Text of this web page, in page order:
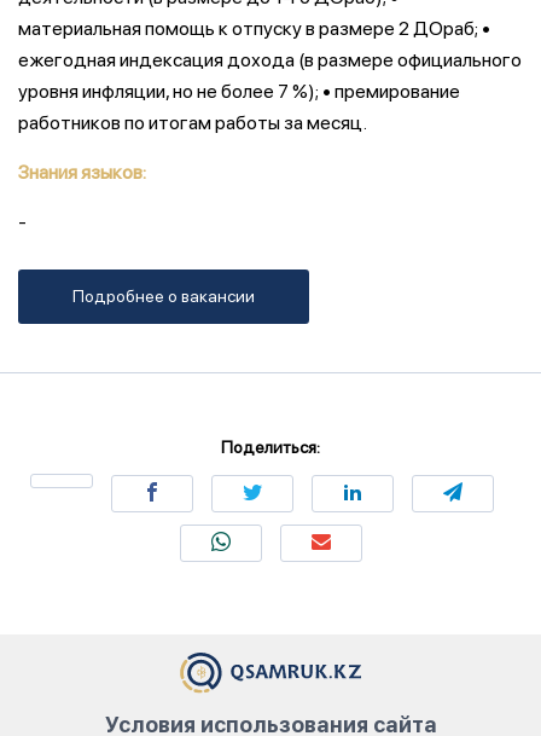
материальная помощь к отпуску в размере 2 ДОраб; •
ежегодная индексация дохода (в размере официального
уровня инфляции, но не более 7 %); • премирование
работников по итогам работы за месяц.
Знания языков:
-
Подробнее о вакансии
Поделиться:
Условия использования сайта